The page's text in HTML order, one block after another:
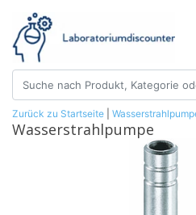
Zurück zu Startseite
Wasserstrahlpumpe